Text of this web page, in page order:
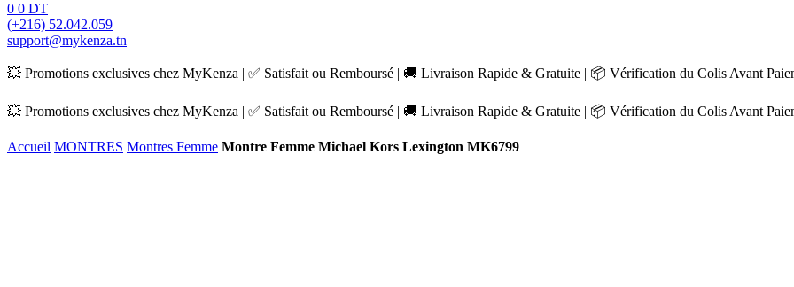
0 0 DT
(+216) 52.042.059
support@mykenza.tn
💥 Promotions exclusives chez MyKenza | ✅ Satisfait ou Remboursé | 🚚 Livraison Rapide & Gratuite | 📦 Vérification du Colis Avant
💥 Promotions exclusives chez MyKenza | ✅ Satisfait ou Remboursé | 🚚 Livraison Rapide & Gratuite | 📦 Vérification du Colis Avant
Accueil MONTRES Montres Femme Montre Femme Michael Kors Lexington MK6799